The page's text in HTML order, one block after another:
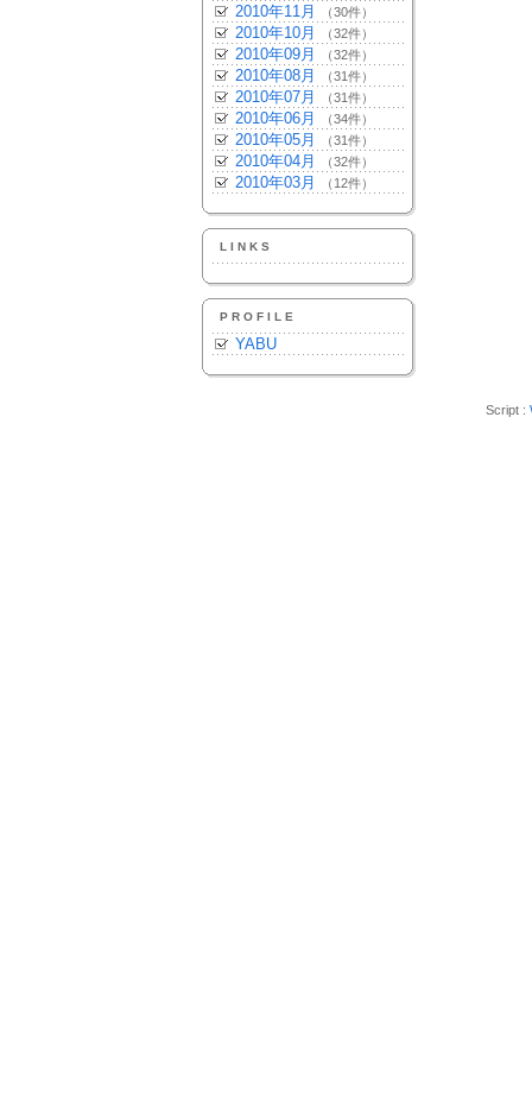
2010年11月 （30件）
2010年10月 （32件）
2010年09月 （32件）
2010年08月 （31件）
2010年07月 （31件）
2010年06月 （34件）
2010年05月 （31件）
2010年04月 （32件）
2010年03月 （12件）
LINKS
PROFILE
YABU
Script :